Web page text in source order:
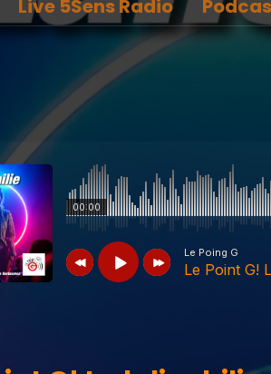
Live 5Sens Radio
00:00
Le Poing G
Le Point G!